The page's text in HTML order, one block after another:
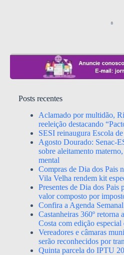
⁸
Posts recentes
Aclamado por multidão,
reeleição destacando
SESI reinaugura Escola
Agosto Dourado: Senac-
sobre aleitamento
mental
Compras de Dia dos Pais
Vila Velha rendem kit
Presentes de Dia dos Pais
valor composto por
Confira a Agenda
Castanheiras 360º retorna
Costa com edição
Vereadores e câmaras
serão reconhecidos por
Quinta parcela do IPTU